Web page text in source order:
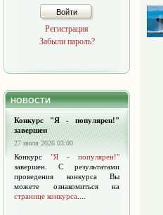
Войти
Регистрация
Забыли пароль?
НОВОСТИ
Конкурс "Я - популярен!"
завершен
27 июля 2026 03:00
Конкурс "Я - популярен!"
завершен. С результатами
проведения конкурса Вы
можете ознакомиться на
странице конкурса